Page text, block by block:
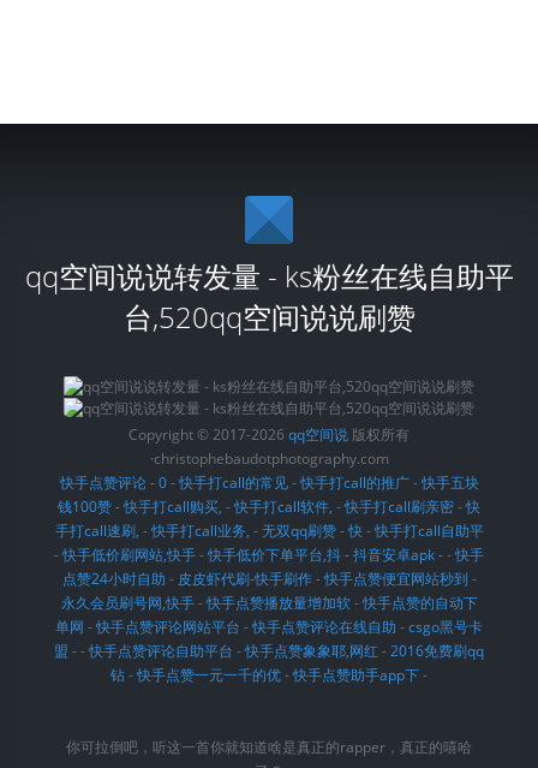
qq空间说说转发量 - ks粉丝在线自助平
台,520qq空间说说刷赞
Copyright © 2017-2026 qq空间说 版权所有
·christophebaudotphotography.com
快手点赞评论 - 0-快手打call的常见-快手打call的推广-快手五块
钱100赞-快手打call购买, -快手打call软件, -快手打call刷亲密-快
手打call速刷, -快手打call业务, -无双qq刷赞 - 快-快手打call自助平
-快手低价刷网站,快手-快手低价下单平台,抖-抖音安卓apk --快手
点赞24小时自助 - 皮皮虾代刷-快手刷作-快手点赞便宜网站秒到 -
永久会员刷号网,快手-快手点赞播放量增加软-快手点赞的自动下
单网 -快手点赞评论网站平台 -快手点赞评论在线自助 -csgo黑号卡
盟 --快手点赞评论自助平台 -快手点赞象象耶,网红 -2016免费刷qq
钻-快手点赞一元一千的优-快手点赞助手app下-
你可拉倒吧，听这一首你就知道啥是真正的rapper，真正的嘻哈